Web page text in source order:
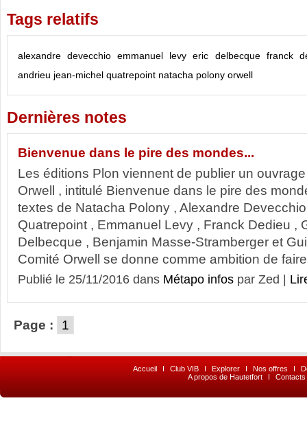
Tags relatifs
alexandre devecchio emmanuel levy eric delbecque franck
andrieu jean-michel quatrepoint natacha polony orwell
Dernières notes
Bienvenue dans le pire des mondes...
Les éditions Plon viennent de publier un
Orwell , intitulé Bienvenue dans le pire des
textes de Natacha Polony , Alexandre
Quatrepoint , Emmanuel Levy , Franck Dedieu ,
Delbecque , Benjamin Masse-Stramberger et
Comité Orwell se donne comme ambition de
Publié le 25/11/2016 dans Métapo infos par Zed |
Page : 1
Accueil I Club VIB I Explorer I Nos offres I
A propos de Hautetfort
I Contacts